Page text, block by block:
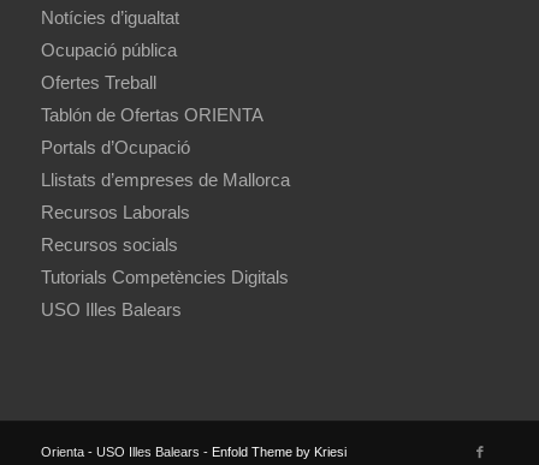
Notícies d’igualtat
Ocupació pública
Ofertes Treball
Tablón de Ofertas ORIENTA
Portals d’Ocupació
Llistats d’empreses de Mallorca
Recursos Laborals
Recursos socials
Tutorials Competències Digitals
USO Illes Balears
Orienta - USO Illes Balears - Enfold Theme by Kriesi